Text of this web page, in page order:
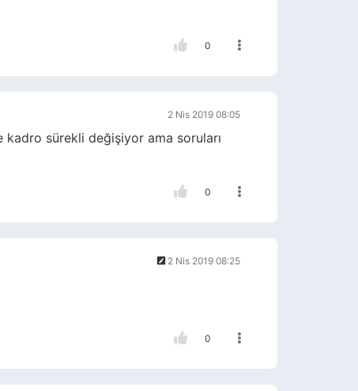
0
2 Nis 2019 08:05
kadro sürekli değişiyor ama soruları
0
2 Nis 2019 08:25
0